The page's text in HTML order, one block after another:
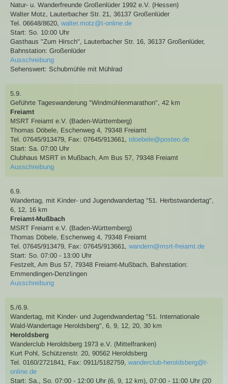
Natur- u. Wanderfreunde Großenlüder 1992 e.V. (Hessen)
Walter Motz, Lauterbacher Str. 21, 36137 Großenlüder
Tel. 06648/8620, walter.motz@t-online.de
Start: So. 10:00 Uhr
Gasthaus "Zum Hirsch", Lauterbacher Str. 16, 36137 Großenlüder,
Bahnstation: Großenlüder
Ausschreibung
Sehenswert: Schubmühle mit Mühlrad
5.9.
Geführte Tageswanderung "Windmühlenmarathon", 42 km
Freiamt
MSRT Freiamt e.V. (Baden-Württemberg)
Thomas Döbele, Eschenweg 4, 79348 Freiamt
Tel. 07645/913479, Fax: 07645/913661 , tdoebele@posteo.de
Start: Sa. 07:00 Uhr
Clubhaus MSRT in Mußbach, Am Bus 57, 79348 Freiamt
Ausschreibung
6.9.
Wandertag, mit Kinder- und Jugendwandertag "51. Herbstwandertag",
6, 12, 16 km
Freiamt-Mußbach
MSRT Freiamt e.V. (Baden-Württemberg)
Thomas Döbele, Eschenweg 4, 79348 Freiamt
Tel. 07645/913479, Fax: 07645/913661 , wandern@msrt-freiamt.de
Start: So. 07:00 - 13:00 Uhr
Festzelt, Am Bus 57, 79348 Freiamt-Mußbach, Bahnstation:
Emmendingen-Denzlingen
Ausschreibung
5./6.9.
Wandertag, mit Kinder- und Jugendwandertag "51. Internationale
Wald-Wandertage Heroldsberg", 6, 9, 12, 20, 30 km
Heroldsberg
Wanderclub Heroldsberg 1973 e.V. (Mittelfranken)
Kurt Pohl, Schützenstr. 20, 90562 Heroldsberg
Tel. 0160/2721841 , Fax: 0911/5182759, wanderclub-heroldsberg@t-
online.de
Start: Sa., So. 07:00 - 12:00 Uhr (6, 9, 12 km), 07:00 - 11:00 Uhr (20